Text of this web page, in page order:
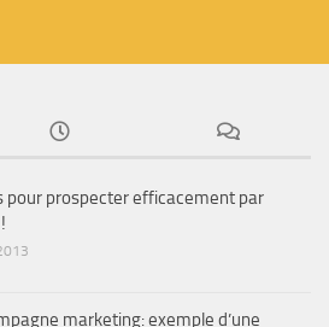
pour prospecter efficacement par
marketing: exemple d’une